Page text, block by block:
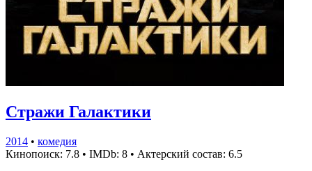
Стражи Галактики
2014 • комедия
Кинопоиск: 7.8 • IMDb: 8 • Актерский состав: 6.5